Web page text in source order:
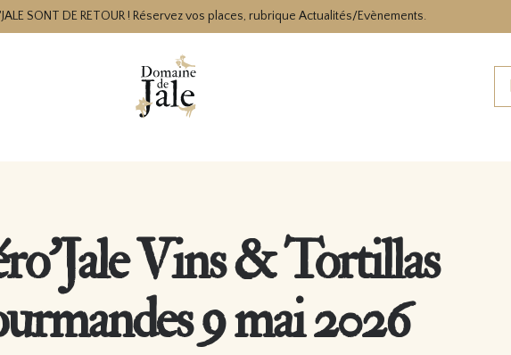
SONT DE RETOUR ! Réservez vos places, rubrique Actualités/Evènements.
Vins & Tortillas
9 mai 2026